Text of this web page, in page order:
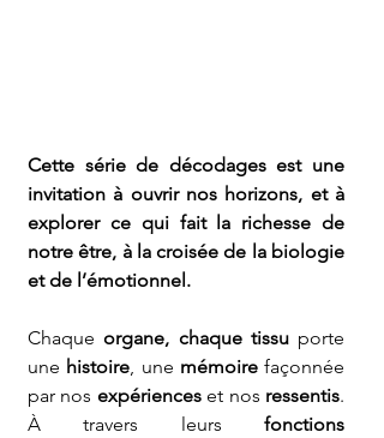
Cette série de décodages est une
invitation à ouvrir nos horizons, et à
explorer ce qui fait la richesse de
notre être, à la croisée de la biologie
et de l’émotionnel.
Chaque organe, chaque tissu porte
une histoire, une mémoire façonnée
par nos expériences et nos ressentis.
À travers leurs fonctions